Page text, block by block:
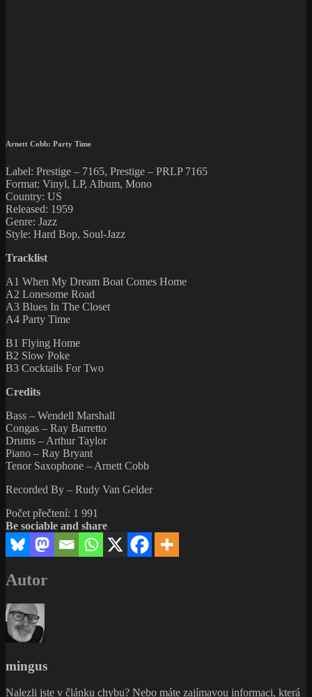
Arnett Cobb: Party Time
Label: Prestige ‎– 7165, Prestige ‎– PRLP 7165
Format: Vinyl, LP, Album, Mono
Country: US
Released: 1959
Genre: Jazz
Style: Hard Bop, Soul-Jazz
Tracklist
A1 When My Dream Boat Comes Home
A2 Lonesome Road
A3 Blues In The Closet
A4 Party Time
B1 Flying Home
B2 Slow Poke
B3 Cocktails For Two
Credits
Bass – Wendell Marshall
Congas – Ray Barretto
Drums – Arthur Taylor
Piano – Ray Bryant
Tenor Saxophone – Arnett Cobb
Recorded By – Rudy Van Gelder
Počet přečtení: 1 991
Be sociable and share
Autor
mingus
Nalezli jste v článku chybu? Nebo máte zajímavou informaci, která